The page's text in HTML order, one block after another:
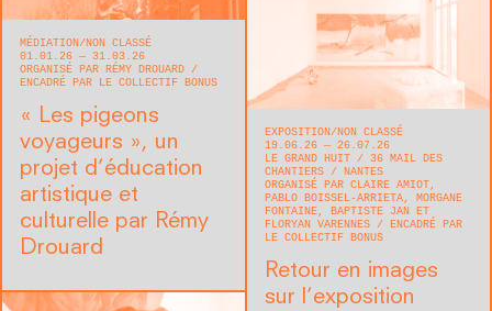
MÉDIATION
NON CLASSÉ
01.01.26 — 31.03.26
ORGANISÉ PAR RÉMY DROUARD
ENCADRÉ PAR LE COLLECTIF BONUS
« Les pigeons
voyageurs », un
projet d’éducation
artistique et
culturelle par Rémy
Drouard
EXPOSITION NON CLASSÉ
19.06.26 — 26.07.26
LE GRAND HUIT
36 MAIL DES
CHANTIERS
NANTES
ORGANISÉ PAR CLAIRE AMIOT,
PABLO BOISSEL-ARRIETA, MORGANE
FONTAINE, BAPTISTE JAN ET
FLORYAN VARENNES
ENCADRÉ PAR
LE COLLECTIF BONUS
Retour en images
sur l’exposition